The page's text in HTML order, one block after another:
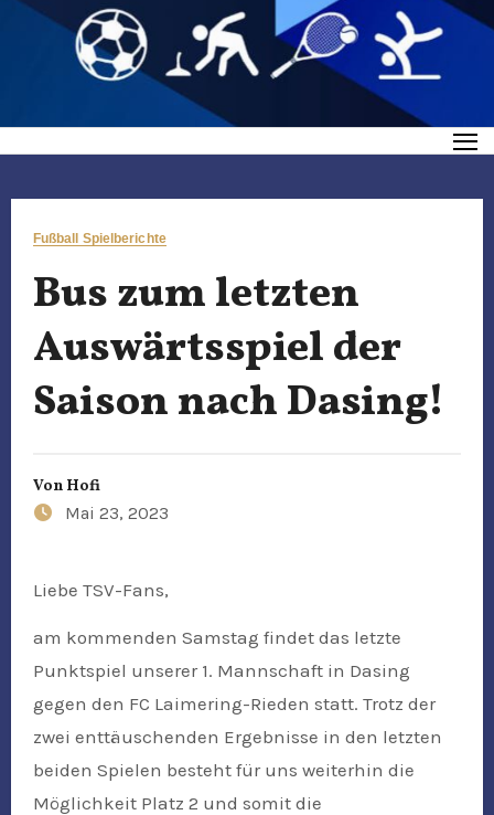
Fußball Spielberichte
Bus zum letzten
Auswärtsspiel der
Saison nach Dasing!
Von Hofi
Mai 23, 2023
Liebe TSV-Fans,
am kommenden Samstag findet das letzte
Punktspiel unserer 1. Mannschaft in Dasing
gegen den FC Laimering-Rieden statt. Trotz der
zwei enttäuschenden Ergebnisse in den letzten
beiden Spielen besteht für uns weiterhin die
Möglichkeit Platz 2 und somit die